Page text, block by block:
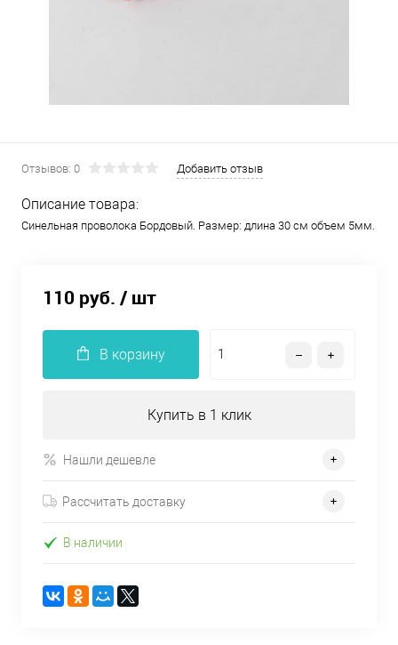
Отзывов: 0 Добавить отзыв
Описание товара:
Синельная проволока Бордовый. Размер: длина 30 см объем 5мм.
110 руб. / шт
В корзину
Купить в 1 клик
Нашли дешевле
Рассчитать доставку
В наличии